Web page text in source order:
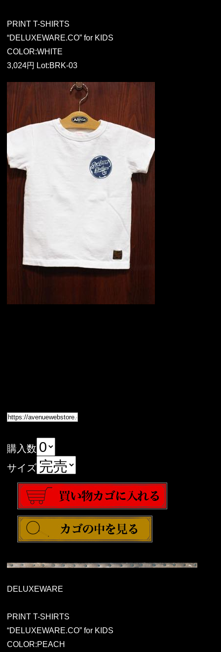
PRINT T-SHIRTS
“DELUXEWARE.CO” for KIDS
COLOR:WHITE
3,024円 Lot:BRK-03
購入数
サイズ
DELUXEWARE
PRINT T-SHIRTS
“DELUXEWARE.CO” for KIDS
COLOR:PEACH